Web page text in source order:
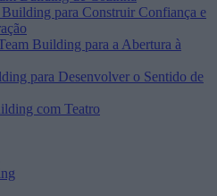
para Construir Confiança e
Building para a Abertura à
para Desenvolver o Sentido de
com Teatro